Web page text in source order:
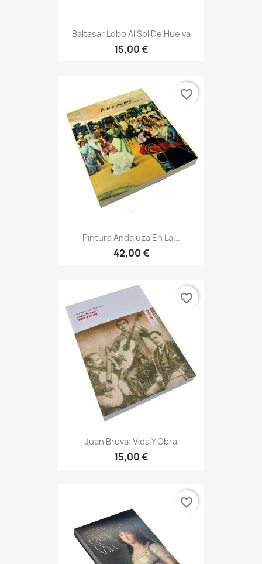
Baltasar Lobo Al Sol De Huelva
15,00 €
Pintura Andaluza En La...
42,00 €
favorite_border
Juan Breva: Vida Y Obra
15,00 €
favorite_border
favorite_border